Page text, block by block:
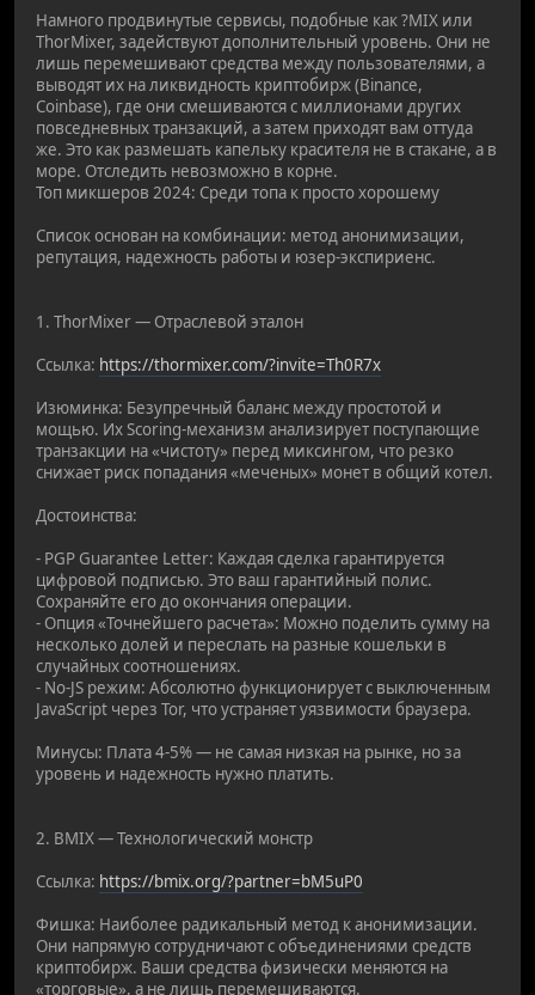
Намного продвинутые сервисы, подобные как ?MIX или
ThorMixer, задействуют дополнительный уровень. Они не
лишь перемешивают средства между пользователями, а
выводят их на ликвидность криптобирж (Binance,
Coinbase), где они смешиваются с миллионами других
повседневных транзакций, а затем приходят вам оттуда
же. Это как размешать капельку красителя не в стакане, а в
море. Отследить невозможно в корне.
Топ микшеров 2024: Среди топа к просто хорошему
Список основан на комбинации: метод анонимизации,
репутация, надежность работы и юзер-экспириенс.
1. ThorMixer — Отраслевой эталон
Ссылка: https://thormixer.com/?invite=Th0R7x
Изюминка: Безупречный баланс между простотой и
мощью. Их Scoring-механизм анализирует поступающие
транзакции на «чистоту» перед миксингом, что резко
снижает риск попадания «меченых» монет в общий котел.
Достоинства:
- PGP Guarantee Letter: Каждая сделка гарантируется
цифровой подписью. Это ваш гарантийный полис.
Сохраняйте его до окончания операции.
- Опция «Точнейшего расчета»: Можно поделить сумму на
несколько долей и переслать на разные кошельки в
случайных соотношениях.
- No-JS режим: Абсолютно функционирует с выключенным
JavaScript через Tor, что устраняет уязвимости браузера.
Минусы: Плата 4-5% — не самая низкая на рынке, но за
уровень и надежность нужно платить.
2. BMIX — Технологический монстр
Ссылка: https://bmix.org/?partner=bM5uP0
Фишка: Наиболее радикальный метод к анонимизации.
Они напрямую сотрудничают с объединениями средств
криптобирж. Ваши средства физически меняются на
«торговые», а не лишь перемешиваются.